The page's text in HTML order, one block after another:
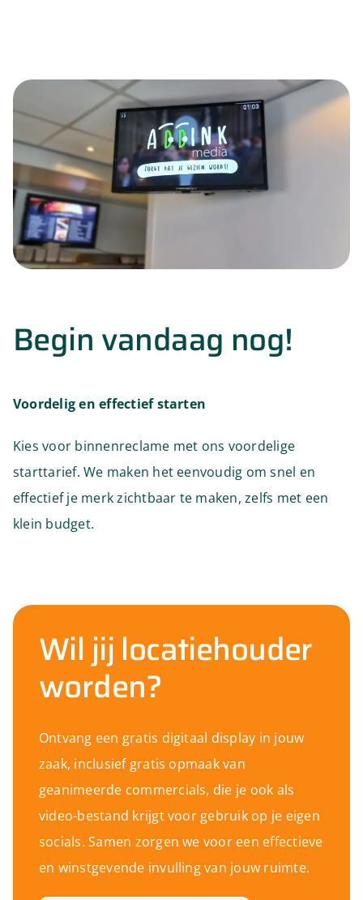
Begin vandaag nog!
Voordelig en effectief starten
Kies voor binnenreclame met ons voordelige
starttarief. We maken het eenvoudig om snel en
effectief je merk zichtbaar te maken, zelfs met een
klein budget.
Wil jij locatiehouder
worden?
Ontvang een gratis digitaal display in jouw
zaak, inclusief gratis opmaak van
geanimeerde commercials, die je ook als
video-bestand krijgt voor gebruik op je eigen
socials. Samen zorgen we voor een effectieve
en winstgevende invulling van jouw ruimte.